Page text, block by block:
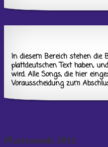
In diesem Bereich stehen die
plattdeutschen Text haben,
wird. Alle Songs, die hier
Vorausscheidung zum
Plattsounds 2011